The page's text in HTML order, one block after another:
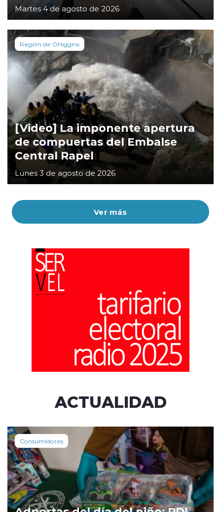
Ver más
Martes 4 de agosto de 2026
Región de OHiggins
[Video] La imponente apertura
de compuertas del Embalse
Central Rapel
Lunes 3 de agosto de 2026
ACTUALIDAD
Consumidores